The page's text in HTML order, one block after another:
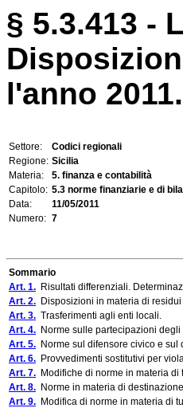
§ 5.3.413 -
l'anno
Settore:
Codici regionali
Regione: Sicilia
Materia:
5. finanza e contabilità
Capitolo: 5.3 norme finanziarie e di
Data:
11/05/2011
Numero: 7
Sommario
Art. 1. Risultati differenziali.
Art. 2. Disposizioni in materia di
Art. 3. Trasferimenti agli enti locali.
Art. 4. Norme sulle partecipazioni
Art. 5. Norme sul difensore civico e
Art. 6. Provvedimenti sostitutivi per
Art. 7. Modifiche di norme in materia
Art. 8. Norme in materia di
Art. 9. Modifica di norme in materia di